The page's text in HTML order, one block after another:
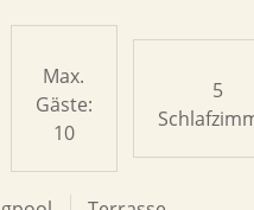
Max.
Gäste:
10
5